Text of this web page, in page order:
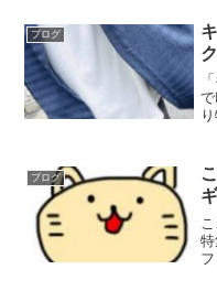
ブログ
ブログ